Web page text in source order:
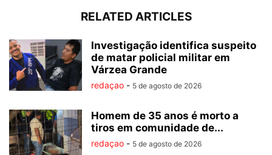
RELATED ARTICLES
Investigação identifica suspeito
de matar policial militar em
Várzea Grande
redaçao - 5 de agosto de 2026
Homem de 35 anos é morto a
tiros em comunidade de...
redaçao - 5 de agosto de 2026